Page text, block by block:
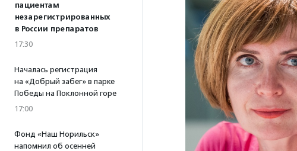
пациентам
незарегистрированных
в России препаратов
17:30
Началась регистрация
на «Добрый забег» в парке
Победы на Поклонной горе
17:00
Фонд «Наш Норильск»
напомнил об осенней